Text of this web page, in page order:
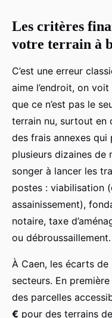
Les critères
votre terrain à
C’est une erreur
aime l’endroit, on
que ce n’est pas le
terrain nu, surtout en
des frais annexes
plusieurs dizaines de
songer à lancer les
postes : viabilisation
assainissement),
notaire, taxe
ou débroussaillement.
À Caen, les écarts
secteurs. En
des parcelles
€ pour des terrains